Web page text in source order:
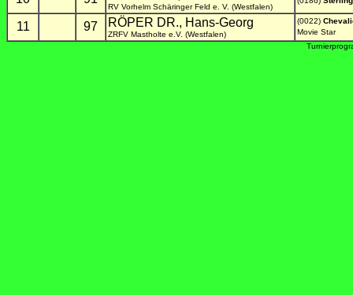
RV Vorhelm Schäringer Feld e. V. (Westfalen)
11 97 RÖPER DR., Hans-Georg
ZRFV Mastholte e.V. (Westfalen)
(0022)
Movie Star